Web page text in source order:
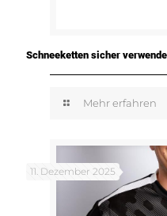
Schneeketten sicher
Mehr erfahren
11. Dezember 2025